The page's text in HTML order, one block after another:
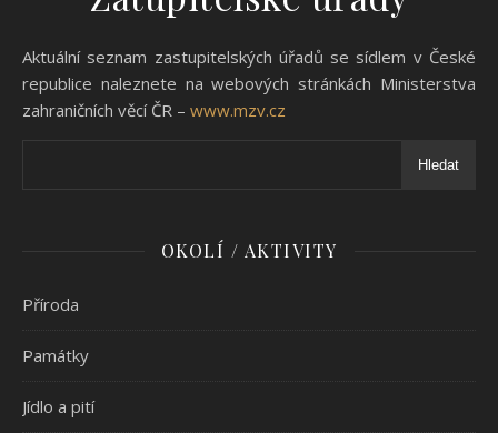
Aktuální seznam zastupitelských úřadů se sídlem v České
republice naleznete na webových stránkách Ministerstva
zahraničních věcí ČR – www.mzv.cz
Hledat
OKOLÍ / AKTIVITY
Příroda
Památky
Jídlo a pití